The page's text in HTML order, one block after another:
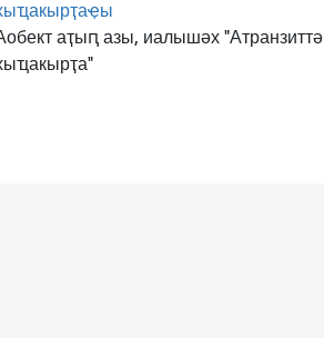
аҭыԥ азы, иалышәх "Атранзиттә